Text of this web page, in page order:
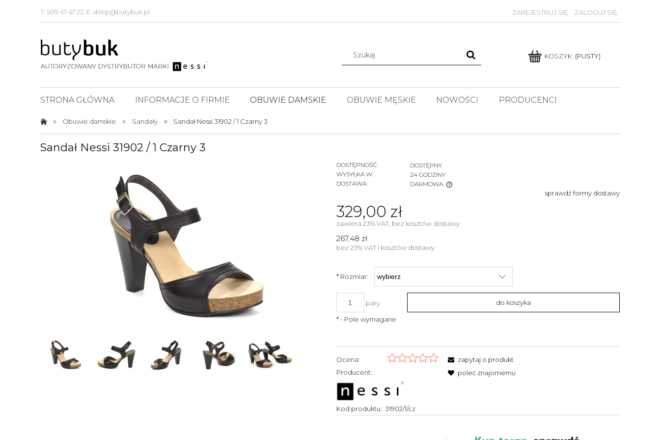
T: 509 47 47 22, E: sklep@butybuk.pl ZAREJESTRUJ SIĘ ZALOGUJ SIĘ
KOSZYK: (PUSTY)
STRONA GŁÓWNA INFORMACJE O FIRMIE OBUWIE DAMSKIE OBUWIE MĘSKIE NOWOŚCI PRODUCENCI
» Obuwie damskie » Sandały » Sandał Nessi 31902 / 1 Czarny 3
Sandał Nessi 31902 / 1 Czarny 3
DOSTĘPNOŚĆ:
DOSTĘPNY
WYSYŁKA W:
24 GODZINY
DOSTAWA:
DARMOWA
CENA NIE ZAWIERA EWENTUALNYCH
KOSZTÓW PŁATNOŚCI
sprawdź formy dostawy
329,00 zł
zawiera 23% VAT, bez kosztów dostawy
267,48 zł
bez 23% VAT i kosztów dostawy
*Rozmiar:
pary do koszyka
*- Pole wymagane
Ocena:
Producent:
Kod produktu: 31902/1/cz
zapytaj o produkt
poleć znajomemu